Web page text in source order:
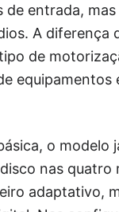
de entrada, mas
A diferença
de
equipamentos
o modelo
nas quatro
adaptativo,